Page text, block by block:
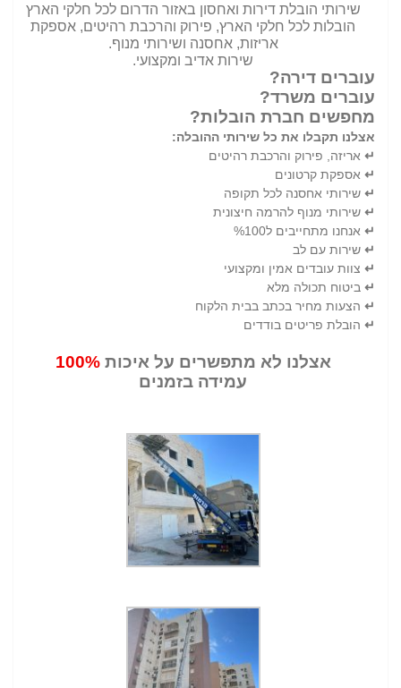
שירותי הובלת דירות ואחסון‏ באזור הדרום לכל חלקי הארץ
הובלות לכל חלקי הארץ, פירוק והרכבת רהיטים, אספקת
אריזות, אחסנה ושירותי מנוף.
שירות אדיב ומקצועי.
עוברים דירה?
עוברים משרד?
מחפשים חברת הובלות?
אצלנו תקבלו את כל שירותי ההובלה:
↵ אריזה, פירוק והרכבת רהיטים
↵ אספקת קרטונים
↵ שירותי אחסנה לכל תקופה
↵ שירותי מנוף להרמה חיצונית
↵ אנחנו מתחייבים ל%100
↵ שירות עם לב
↵ צוות עובדים אמין ומקצועי
↵ ביטוח תכולה מלא
↵ הצעות מחיר בכתב בבית הלקוח
↵ הובלת פריטים בודדים
אצלנו לא מתפשרים על איכות100%
עמידה בזמנים